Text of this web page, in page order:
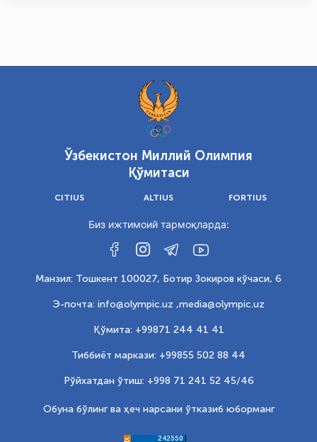
Ўзбекистон Миллий Олимпия
Қўмитаси
CITIUS ALTIUS FORTIUS
Биз ижтимоий тармоқларда:
Манзил: Тошкент 100027, Ботир Зокиров кўчаси, 6
Э-почта: info@olympic.uz ,media@olympic.uz
Қўмита: +99871 244 41 41
Тиббиёт маркази: +99855 502 88 44
Рўйхатдан ўтиш: +998 71 241 52 45/46
Обуна бўлинг ва ҳеч нарсани ўтказиб юборманг